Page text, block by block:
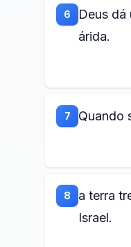
6
Deus dá
árida.
7 Quando
8
a terra
Israel.